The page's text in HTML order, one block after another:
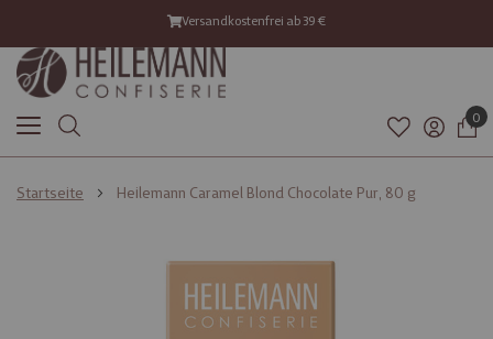
Versandkostenfrei ab 39 €
0
Startseite Heilemann Caramel Blond Chocolate Pur, 80 g